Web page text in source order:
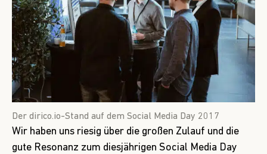
Der dirico.io-Stand auf dem Social Media Day 2017
Wir haben uns riesig über die großen Zulauf und die
gute Resonanz zum diesjährigen Social Media Day